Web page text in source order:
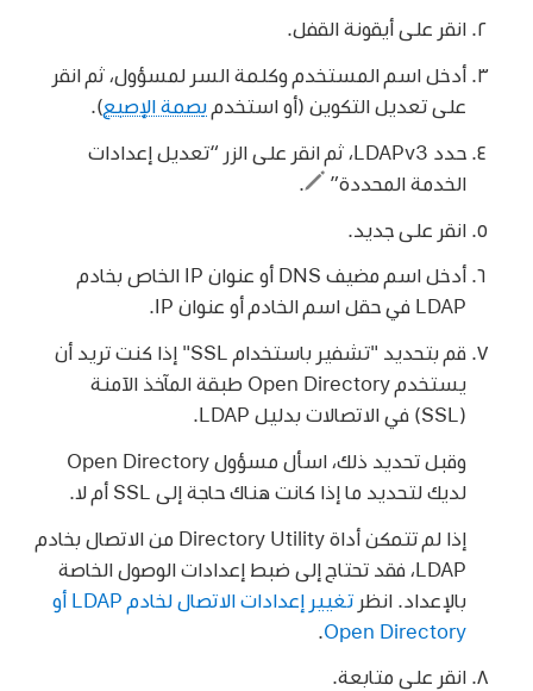
انقر على أيقونة القفل.
أدخل اسم المستخدم وكلمة السر لمسؤول، ثم انقر
على تعديل التكوين (أو استخدمبصمة الإصبع).
حدد LDAPv3، ثم انقر على الزر “تعديل إعدادات
الخدمة المحددة”
انقر على جديد.
أدخل اسم مضيف DNS أو عنوان IP الخاص بخادم
LDAP في حقل اسم الخادم أو عنوان IP.
قم بتحديد "تشفير باستخدام SSL" إذا كنت تريد أن
يستخدم Open Directory طبقة المآخذ الآمنة
وقبل تحديد ذلك، اسأل مسؤول Open Directory
لديك لتحديد ما إذا كانت هناك حاجة إلى SSL أم لا.
إذا لم تتمكن أداة Directory Utility من الاتصال بخادم
LDAP، فقد تحتاج إلى ضبط إعدادات الوصول الخاصة
بالإعداد. انظر
تغيير إعدادات الاتصال لخادم LDAP أو
Open Directory
.
انقر على متابعة.